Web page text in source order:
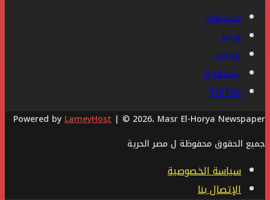
فيسبوك
تويتر
يوتيوب
انستقرام
‫TikTok
Powered byLameyHost | © 2026، Masr El-Horya Newspaper
جميع الحقوق محفوظة ل مصر الحرية
سياسة الخصوصية
الإتصال بنا